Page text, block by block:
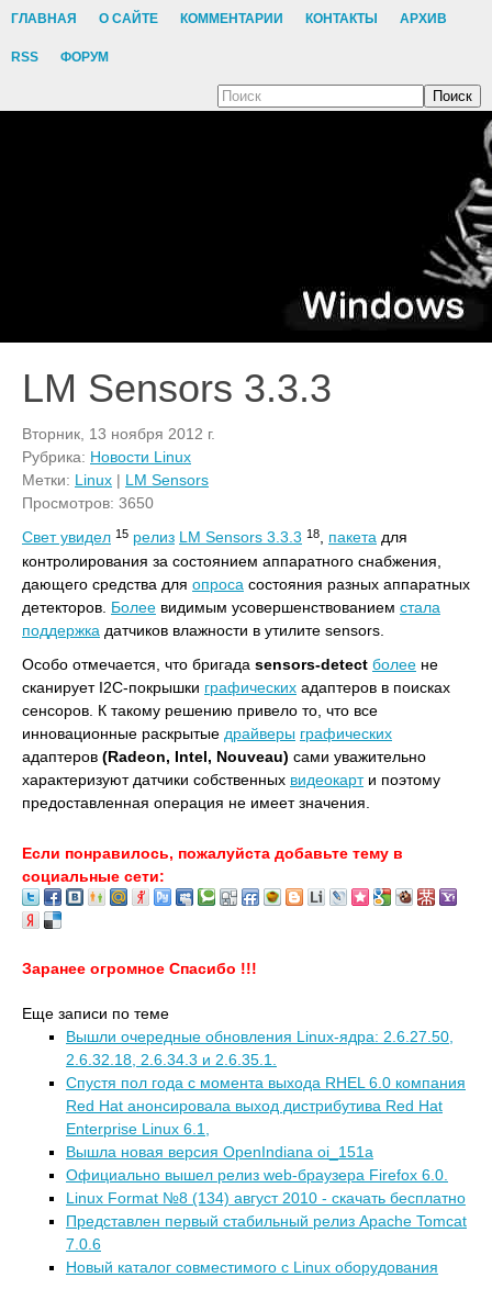
ГЛАВНАЯ О САЙТЕ КОММЕНТАРИИ КОНТАКТЫ АРХИВ
RSS ФОРУМ
Поиск
LM Sensors 3.3.3
Вторник, 13 ноября 2012 г.
Рубрика: Новости Linux
Метки: Linux | LM Sensors
Просмотров: 3650
Свет увидел 15 релиз LM Sensors 3.3.3 18 пакета для
контролирования за состоянием аппаратного снабжения,
дающего средства для опроса состояния разных аппаратных
детекторов. Более видимым усовершенствованием стала
поддержка датчиков влажности в утилите sensors.
Особо отмечается, что бригада sensors-detect более не
сканирует I2C-покрышки графических адаптеров в поисках
сенсоров. К такому решению привело то, что все
инновационные раскрытые драйверы графических
адаптеров (Radeon, Intel, Nouveau) сами уважительно
характеризуют датчики собственных видеокарти поэтому
предоставленная операция не имеет значения.
Если понравилось, пожалуйста добавьте тему в
социальные сети:
Заранее огромное Спасибо !!!
Еще записи по теме
Вышли очередные обновления Linux-ядра: 2.6.27.50,
2.6.32.18, 2.6.34.3 и 2.6.35.1.
Спустя пол года с момента выхода RHEL 6.0 компания
Red Hat анонсировала выход дистрибутива Red Hat
Enterprise Linux 6.1,
Вышла новая версия OpenIndiana oi_151a
Официально вышел релиз web-браузера Firefox 6.0.
Linux Format №8 (134) август 2010 - скачать бесплатно
Представлен первый стабильный релиз Apache Tomcat
7.0.6
Новый каталог совместимого с Linux оборудования